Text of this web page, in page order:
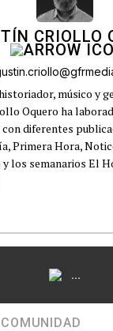
CRIOLLO
músico y
Oquero ha
diferentes
Primera Hora,
y los semanarios El
...